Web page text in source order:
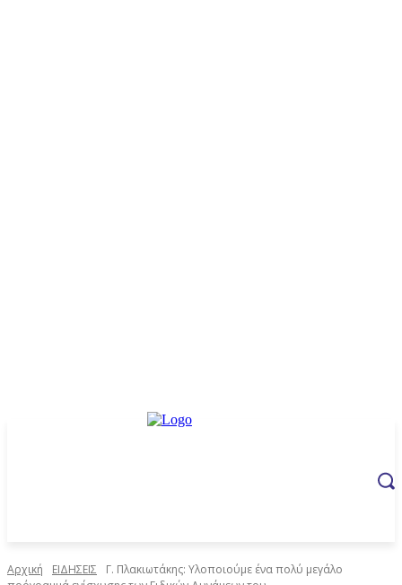
Αρχική ΕΙΔΗΣΕΙΣ
Γ. Πλακιωτάκης: Υλοποιούμε ένα πολύ μεγάλο